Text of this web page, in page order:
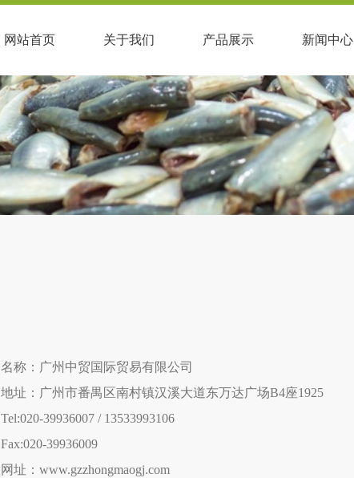
网站首页 关于我们 产品展示 新闻中心
名称：广州中贸国际贸易有限公司
地址：广州市番禺区南村镇汉溪大道东万达广场B4座1925
Tel:020-39936007 / 13533993106
Fax:020-39936009
网址：www.gzzhongmaogj.com